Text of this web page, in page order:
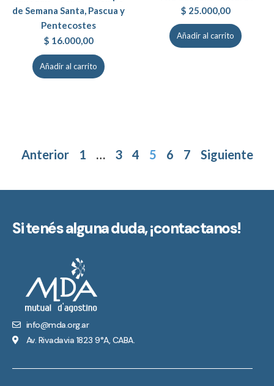
de Semana Santa, Pascua y
Pentecostes
$ 16.000,00
Añadir al carrito
$ 25.000,00
Añadir al carrito
Anterior 1 … 3 4 5 6 7 Siguiente
Si tenés alguna duda,¡contactanos!
info@mda.org.ar
Av. Rivadavia 1823 9°A, CABA.